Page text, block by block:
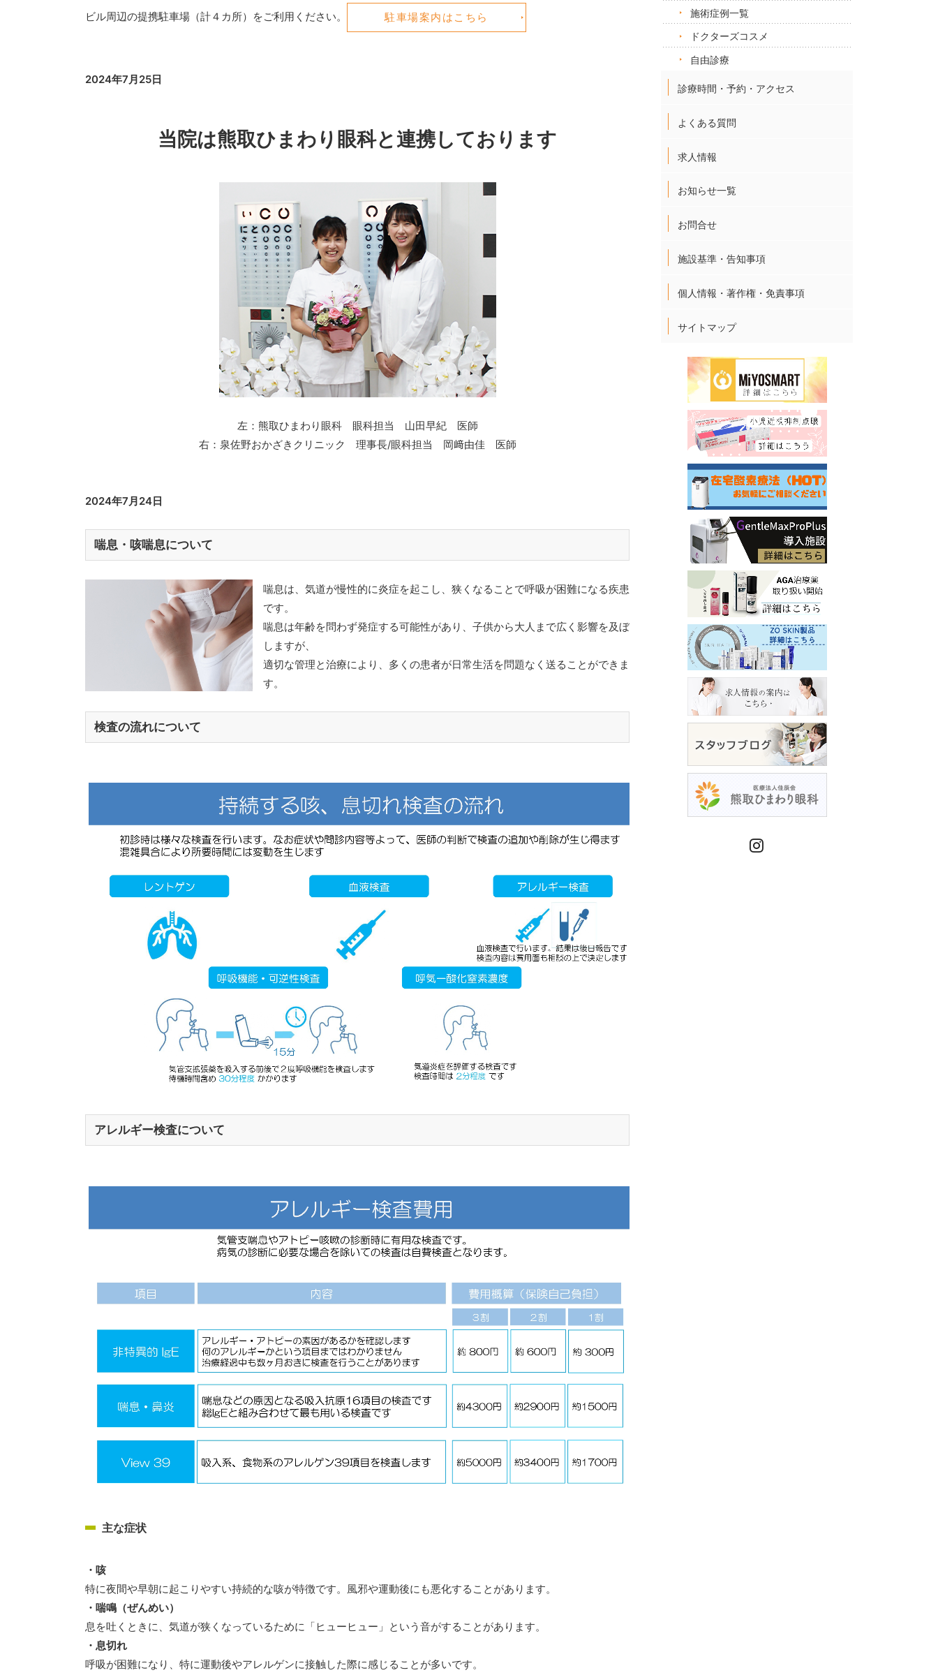
ビル周辺の提携駐車場（計４カ所）をご利用ください。 駐車場案内はこちら
2024年7月25日
当院は熊取ひまわり眼科と連携しております
左：熊取ひまわり眼科 眼科担当 山田早紀 医師
右：泉佐野おかざきクリニック 理事長/眼科担当 岡﨑由佳 医師
2024年7月24日
喘息・咳喘息
喘息・咳喘息について
喘息は、気道が慢性的に炎症を起こし、狭くなることで呼吸が困難になる疾患
です。
喘息は年齢を問わず発症する可能性があり、子供から大人まで広く影響を及ぼ
しますが、
適切な管理と治療により、多くの患者が日常生活を問題なく送ることができま
す。
検査の流れについて
アレルギー検査について
主な症状
・咳
特に夜間や早朝に起こりやすい持続的な咳が特徴です。風邪や運動後にも悪化することがあります。
・喘鳴（ぜんめい）
息を吐くときに、気道が狭くなっているために「ヒューヒュー」という音がすることがあります。
・息切れ
呼吸が困難になり、特に運動後やアレルゲンに接触した際に感じることが多いです。
施術症例一覧
ドクターズコスメ
自由診療
診療時間・予約・アクセス
よくある質問
求人情報
お知らせ一覧
お問合せ
施設基準・告知事項
個人情報・著作権・免責事項
サイトマップ